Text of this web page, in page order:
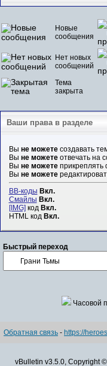
Новые
сообщения
Нет новых
сообщений
Тема
закрыта
Ваши права в разделе
Вы не можетесоздавать
Вы не можетеотвечать на
Вы не можетеприкреплять
Вы не можете
BB-коды Вкл.
Смайлы Вкл.
[IMG]код Вкл.
HTML код Вкл.
Быстрый переход
Часовой
Обратная связь - https://
vBulletin v3.5.0, Copyright